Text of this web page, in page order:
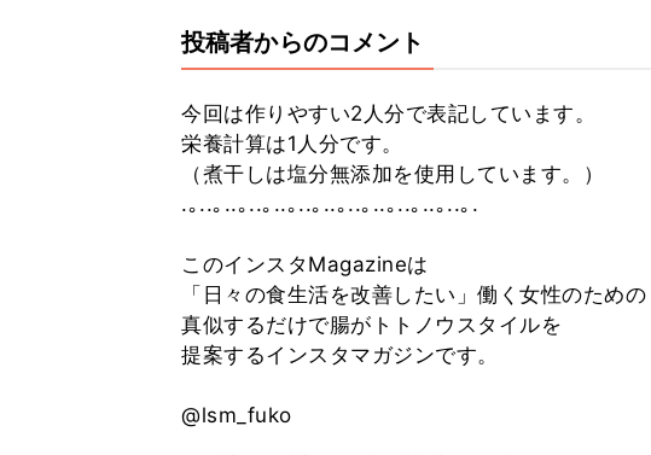
投稿者からのコメント
今回は作りやすい2人分で表記しています。
栄養計算は1人分です。
（煮干しは塩分無添加を使用しています。）
.｡..｡..｡..｡..｡..｡..｡..｡..｡..｡..｡..｡.
このインスタMagazineは
「日々の食生活を改善したい」働く女性のための
真似するだけで腸がトトノウスタイルを
提案するインスタマガジンです。
@lsm_fuko